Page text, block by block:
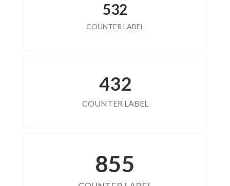
532
COUNTER LABEL
432
COUNTER LABEL
855